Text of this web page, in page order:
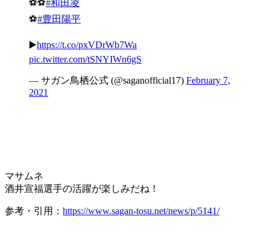
⚽️⚽️#和田凌
⚽️#豊田陽平
▶️https://t.co/pxVDrWb7Wa
pic.twitter.com/tSNYIWn6gS
— サガン鳥栖公式 (@saganofficial17) February 7,
2021
マサムネ
酒井宣福選手の活躍が楽しみだね！
参考・引用： https://www.sagan-tosu.net/news/p/5141/